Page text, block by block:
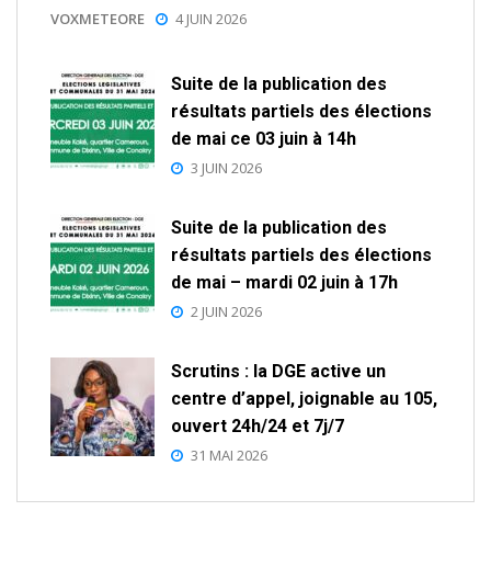
VOXMETEORE 4 JUIN 2026
Suite de la publication des
résultats partiels des élections
de mai ce 03 juin à 14h
3 JUIN 2026
Suite de la publication des
résultats partiels des élections
de mai – mardi 02 juin à 17h
2 JUIN 2026
Scrutins : la DGE active un
centre d’appel, joignable au 105,
ouvert 24h/24 et 7j/7
31 MAI 2026